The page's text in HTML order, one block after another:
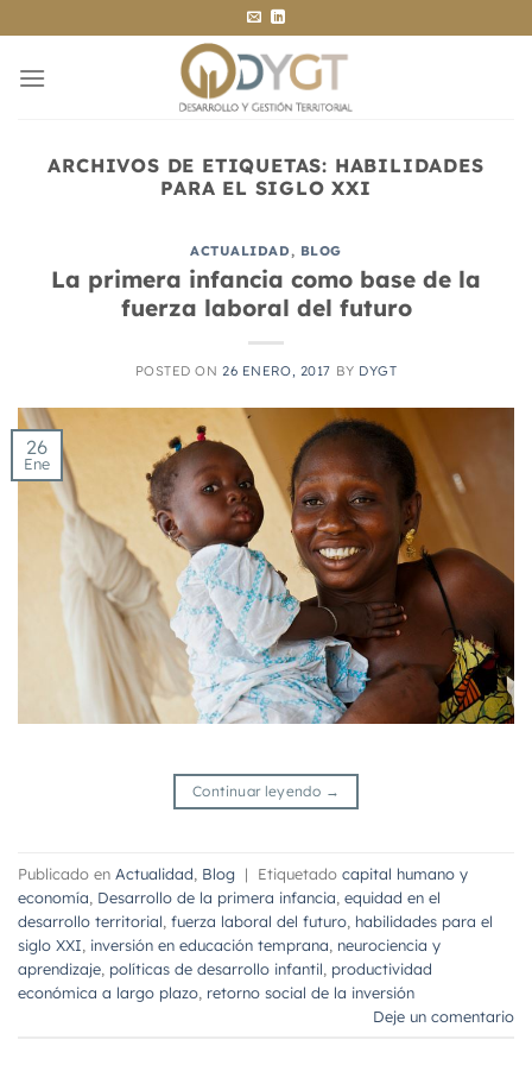
al
contenido
ARCHIVOS DE ETIQUETAS: HABILIDADES
PARA EL SIGLO XXI
ACTUALIDAD, BLOG
La primera infancia como base de la
fuerza laboral del futuro
POSTED ON26 ENERO, 2017 BY DYGT
26
Ene
Continuar leyendo →
Publicado en Actualidad Blog | Etiquetado capital humano y
economía Desarrollo de la primera infancia equidad en el
desarrollo territorial fuerza laboral del futuro habilidades para el
siglo XXI inversión en educación temprana neurociencia y
aprendizaje políticas de desarrollo infantil productividad
económica a largo plazo retorno social de la inversión
Deje un comentario